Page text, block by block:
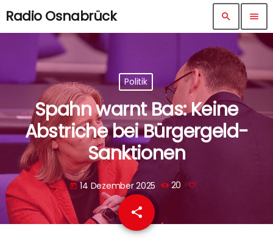
Radio Osnabrück search menu
Politik
Spahn warnt Bas: Keine
Abstriche bei Bürgergeld-
Sanktionen
today 14 Dezember 2025 20
share
email